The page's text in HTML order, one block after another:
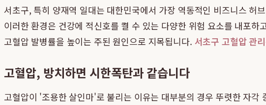
서초구, 특히 양재역 일대는 대한민국에서 가장 역동적인 비즈니스 허
이러한 환경은 건강에 적신호를 켤 수 있는 다양한 위험 요소를 내포
고혈압 발병률을 높이는 주된 원인으로 지목됩니다. 서초구 고혈압 관리
고혈압, 방치하면 시한폭탄과 같습니다
고혈압이 '조용한 살인마'로 불리는 이유는 대부분의 경우 뚜렷한 자